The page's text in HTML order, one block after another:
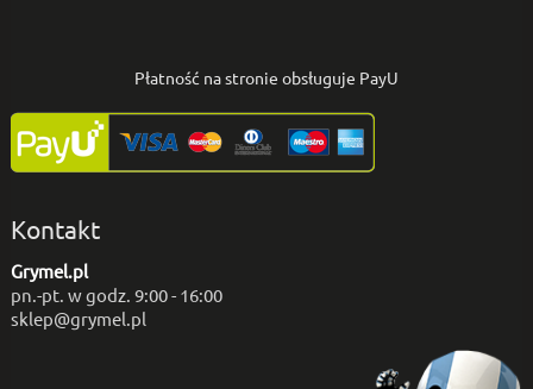
Płatność na stronie obsługuje PayU
Kontakt
Grymel.pl
pn.-pt. w godz. 9:00 - 16:00
sklep@grymel.pl